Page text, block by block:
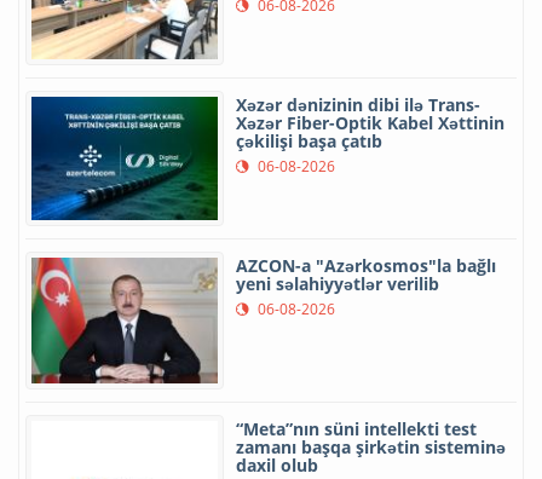
06-08-2026
Xəzər dənizinin dibi ilə Trans-
Xəzər Fiber-Optik Kabel Xəttinin
çəkilişi başa çatıb
06-08-2026
AZCON-a "Azərkosmos"la bağlı
yeni səlahiyyətlər verilib
06-08-2026
“Meta”nın süni intellekti test
zamanı başqa şirkətin sisteminə
daxil olub